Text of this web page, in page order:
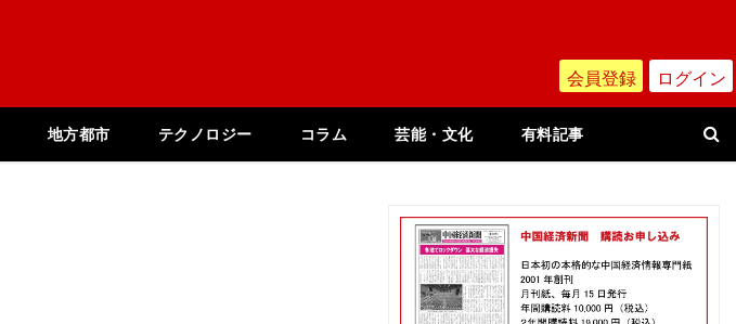
会員登録 ログイン
地方都市 テクノロジー コラム 芸能・文化 有料記事